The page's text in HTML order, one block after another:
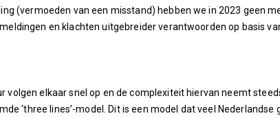
(vermoeden van een misstand) hebben we in 2023 geen
en klachten uitgebreider verantwoorden op basis
volgen elkaar snel op en de complexiteit hiervan neemt
‘three lines’-model. Dit is een model dat veel